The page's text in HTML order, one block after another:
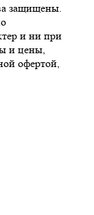
защищены.
и ни при
и цены,
офертой,